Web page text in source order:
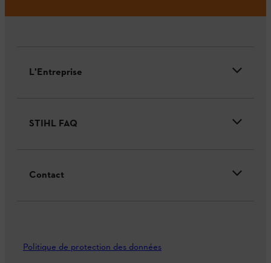
L'Entreprise
STIHL FAQ
Contact
Politique de protection des données